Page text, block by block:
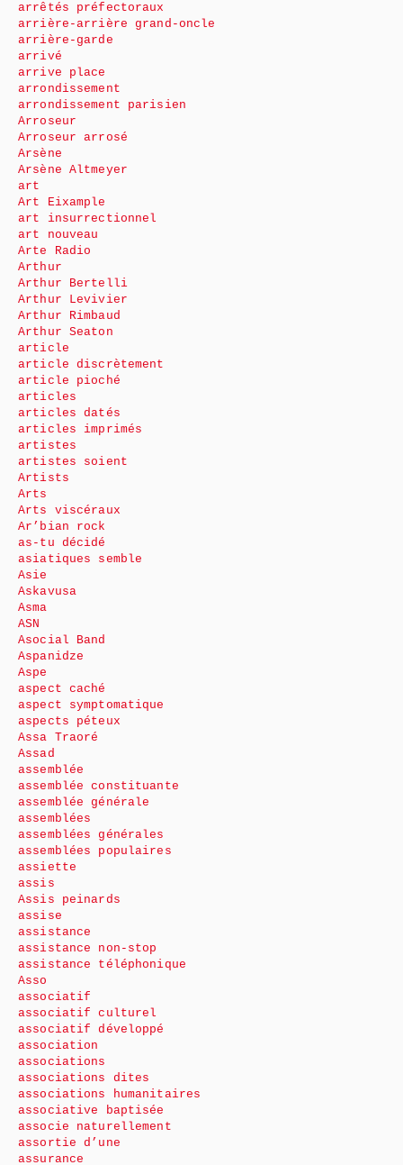
arrêtés préfectoraux
arrière-arrière grand-oncle
arrière-garde
arrivé
arrive place
arrondissement
arrondissement parisien
Arroseur
Arroseur arrosé
Arsène
Arsène Altmeyer
art
Art Eixample
art insurrectionnel
art nouveau
Arte Radio
Arthur
Arthur Bertelli
Arthur Levivier
Arthur Rimbaud
Arthur Seaton
article
article discrètement
article pioché
articles
articles datés
articles imprimés
artistes
artistes soient
Artists
Arts
Arts viscéraux
Ar’bian rock
as-tu décidé
asiatiques semble
Asie
Askavusa
Asma
ASN
Asocial Band
Aspanidze
Aspe
aspect caché
aspect symptomatique
aspects péteux
Assa Traoré
Assad
assemblée
assemblée constituante
assemblée générale
assemblées
assemblées générales
assemblées populaires
assiette
assis
Assis peinards
assise
assistance
assistance non-stop
assistance téléphonique
Asso
associatif
associatif culturel
associatif développé
association
associations
associations dites
associations humanitaires
associative baptisée
associe naturellement
assortie d’une
assurance